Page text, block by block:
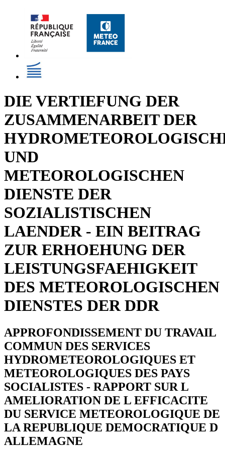
DIE VERTIEFUNG DER
ZUSAMMENARBEIT DER
UND
METEOROLOGISCHEN
DIENSTE DER
SOZIALISTISCHEN
LAENDER - EIN BEITRAG
ZUR ERHOEHUNG DER
LEISTUNGSFAEHIGKEIT
DES METEOROLOGISCHEN
DIENSTES DER DDR
APPROFONDISSEMENT DU TRAVAIL
COMMUN DES SERVICES
HYDROMETEOROLOGIQUES ET
METEOROLOGIQUES DES PAYS
SOCIALISTES - RAPPORT SUR L
AMELIORATION DE L EFFICACITE
DU SERVICE METEOROLOGIQUE DE
LA REPUBLIQUE DEMOCRATIQUE D
ALLEMAGNE